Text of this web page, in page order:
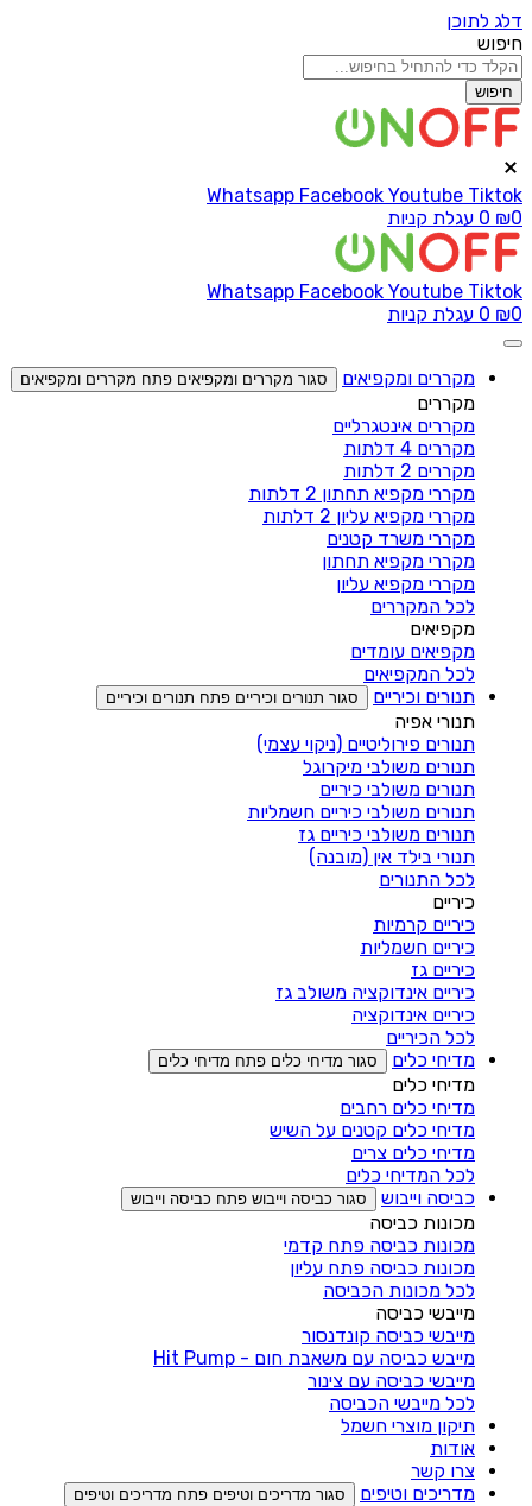
דלג לתוכן
חיפוש
חיפוש
Whatsapp Facebook Youtube Tiktok
₪0
0 עגלת קניות
Whatsapp Facebook Youtube Tiktok
₪0
0 עגלת קניות
מקררים ומקפיאים סגור מקררים ומקפיאים פתח מקררים ומקפיאים
מקררים
מקררים אינטגרליים
מקררים 4 דלתות
מקררים 2 דלתות
מקררי מקפיא תחתון 2 דלתות
מקררי מקפיא עליון 2 דלתות
מקררי משרד קטנים
מקררי מקפיא תחתון
מקררי מקפיא עליון
לכל המקררים
מקפיאים
מקפיאים עומדים
לכל המקפיאים
תנורים וכיריים
סגור תנורים וכיריים פתח תנורים וכיריים
תנורי אפיה
תנורים פירוליטיים (ניקוי עצמי)
תנורים משולבי מיקרוגל
תנורים משולבי כיריים
תנורים משולבי כיריים חשמליות
תנורים משולבי כיריים גז
תנורי בילד אין (מובנה)
לכל התנורים
כיריים
כיריים קרמיות
כיריים חשמליות
כיריים גז
כיריים אינדוקציה משולב גז
כיריים אינדוקציה
לכל הכיריים
מדיחי כלים
סגור מדיחי כלים פתח מדיחי כלים
מדיחי כלים
מדיחי כלים רחבים
מדיחי כלים קטנים על השיש
מדיחי כלים צרים
לכל המדיחי כלים
כביסה וייבוש
סגור כביסה וייבוש פתח כביסה וייבוש
מכונות כביסה
מכונות כביסה פתח קדמי
מכונות כביסה פתח עליון
לכל מכונות הכביסה
מייבשי כביסה
מייבשי כביסה קונדנסור
מייבש כביסה עם משאבת חום - Hit Pump
מייבשי כביסה עם צינור
לכל מייבשי הכביסה
תיקון מוצרי חשמל
אודות
צרו קשר
מדריכים וטיפים
סגור מדריכים וטיפים פתח מדריכים וטיפים